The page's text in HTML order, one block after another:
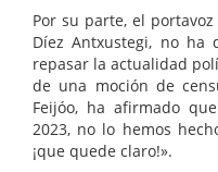
Por su parte, el
Díez Antxustegi, no ha
repasar la actualidad
de una moción de
Feijóo, ha afirmado
2023, no lo hemos
¡que quede claro!».